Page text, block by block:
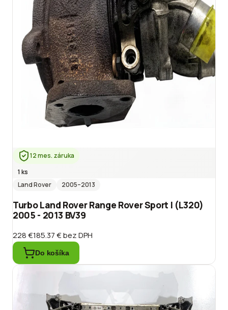
12 mes. záruka
1 ks
Land Rover
2005–2013
Turbo Land Rover Range Rover Sport I (L320)
2005 - 2013 BV39
228 €185.37 €bez DPH
Do košíka